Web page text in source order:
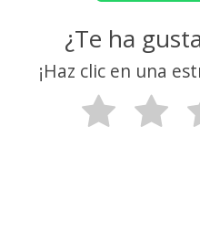
¿Te ha
¡Haz clic en una